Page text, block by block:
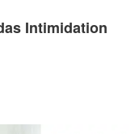
Intimidation